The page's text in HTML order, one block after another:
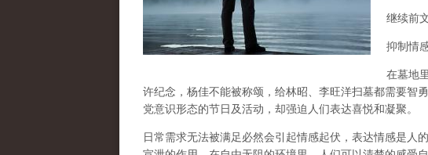
继续前文
抑制情
在墓地
许纪念，杨佳不能被称颂，给林昭、李旺洋扫墓都需要智
党意识形态的节日及活动，却强迫人们表达喜悦和凝聚。
日常需求无法被满足必然会引起情感起伏， 表达情感是人